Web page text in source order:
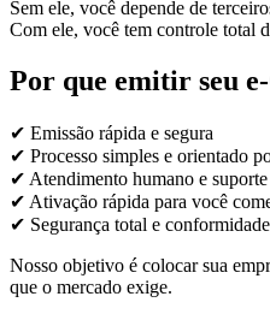
Sem ele, você depende de
Com ele, você tem controle total
Por que emitir seu
✔ Emissão rápida e segura
✔ Processo simples e orientado
✔ Atendimento humano e
✔ Ativação rápida para você
✔ Segurança total e
Nosso objetivo é colocar sua
que o mercado exige.